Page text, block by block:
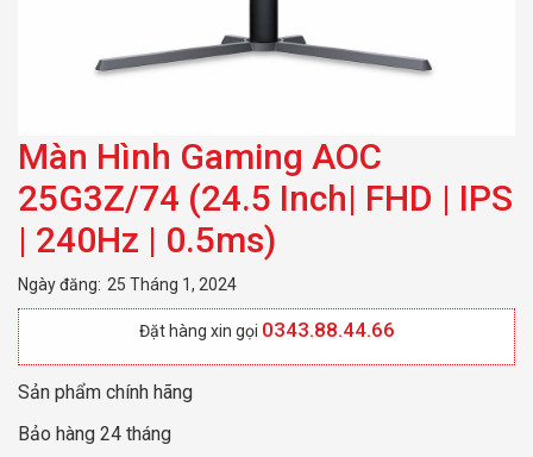
Màn Hình Gaming AOC
25G3Z/74 (24.5 Inch| FHD | IPS
| 240Hz | 0.5ms)
Ngày đăng: 25 Tháng 1, 2024
Đặt hàng xin gọi 0343.88.44.66
Sản phẩm chính hãng
Bảo hàng 24 tháng